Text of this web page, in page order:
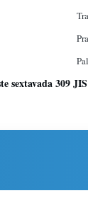
sextavada 309